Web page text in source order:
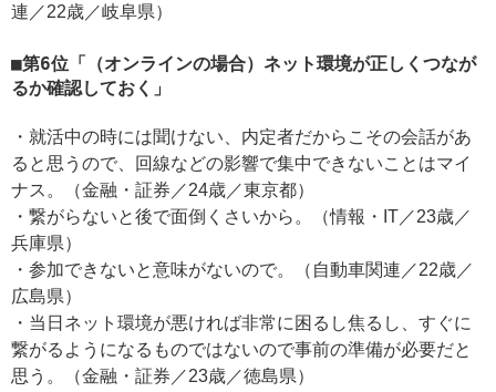
連／22歳／岐阜県）
第6位「（オンラインの場合）ネット環境が正しくつなが
るか確認しておく」
・就活中の時には聞けない、内定者だからこその会話があ
ると思うので、回線などの影響で集中できないことはマイ
ナス。（金融・証券／24歳／東京都）
・繋がらないと後で面倒くさいから。（情報・IT／23歳／
兵庫県）
・参加できないと意味がないので。（自動車関連／22歳／
広島県）
・当日ネット環境が悪ければ非常に困るし焦るし、すぐに
繋がるようになるものではないので事前の準備が必要だと
思う。（金融・証券／23歳／徳島県）